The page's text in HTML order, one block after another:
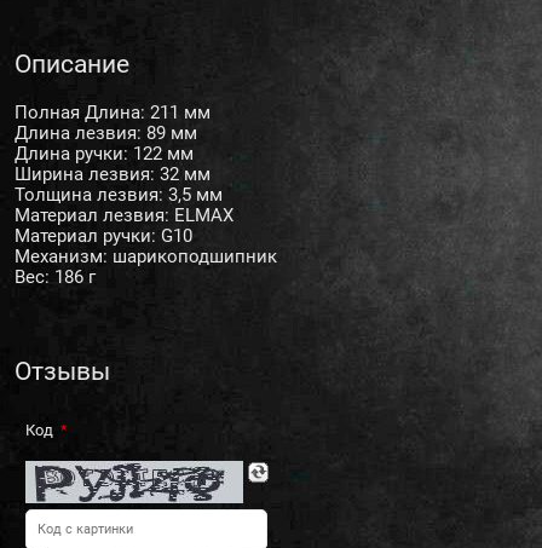
Описание
Полная Длина: 211 мм
Длина лезвия: 89 мм
Длина ручки: 122 мм
Ширина лезвия: 32 мм
Толщина лезвия: 3,5 мм
Материал лезвия: ELMAX
Материал ручки: G10
Механизм: шарикоподшипник
Вес: 186 г
Отзывы
Код